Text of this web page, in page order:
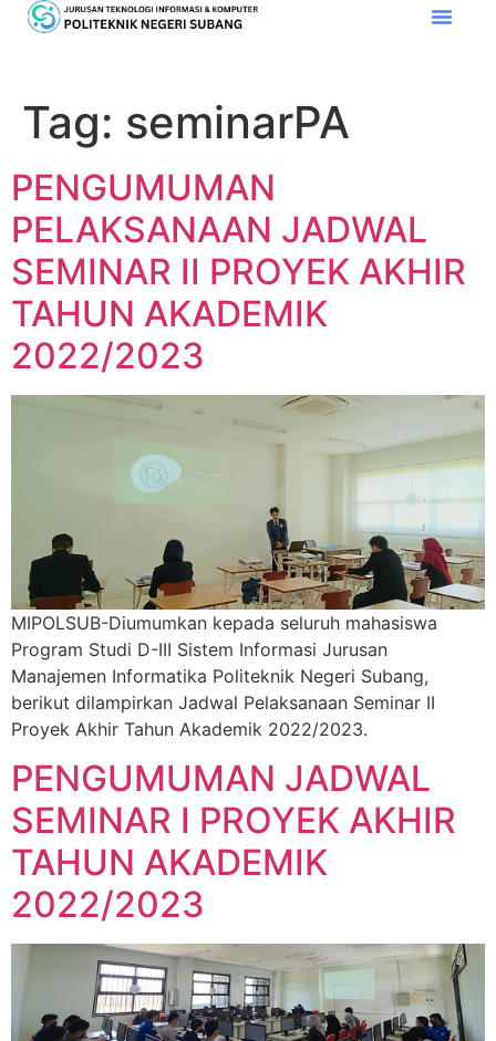
Tag: seminarPA
PENGUMUMAN
PELAKSANAAN JADWAL
SEMINAR II PROYEK AKHIR
TAHUN AKADEMIK
2022/2023
MIPOLSUB-Diumumkan kepada seluruh mahasiswa
Program Studi D-III Sistem Informasi Jurusan
Manajemen Informatika Politeknik Negeri Subang,
berikut dilampirkan Jadwal Pelaksanaan Seminar II
Proyek Akhir Tahun Akademik 2022/2023.
PENGUMUMAN JADWAL
SEMINAR I PROYEK AKHIR
TAHUN AKADEMIK
2022/2023